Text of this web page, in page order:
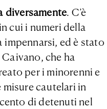
diversamente. C’è
cui i numeri della
ed è stato
che ha
per i minorenni e
cautelari in
di detenuti nel